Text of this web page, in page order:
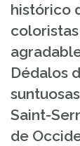
histórico
Dédalos
Saint-
de